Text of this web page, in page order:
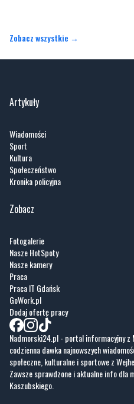
Zobacz wszystkie →
Artykuły
Wiadomości
Sport
Kultura
Społeczeństwo
Kronika policyjna
Zobacz
Fotogalerie
Nasze HotSpoty
Nasze kamery
Praca
Praca IT Gdańsk
GoWork.pl
Dodaj ofertę pracy
Nadmorski24.pl - portal informacyjny z
codzienna dawka najnowszych
społeczne, kulturalne i sportowe z
Zawsze sprawdzone i aktualne info dla
Kaszubskiego.